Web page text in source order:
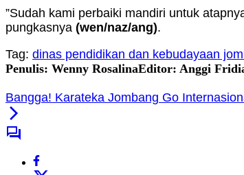
”Sudah kami perbaiki mandiri untuk
pungkasnya (wen/naz/ang).
Tag: dinas pendidikan dan kebudayaan
Penulis: Wenny RosalinaEditor: Anggi
Bangga! Karateka Jombang Go